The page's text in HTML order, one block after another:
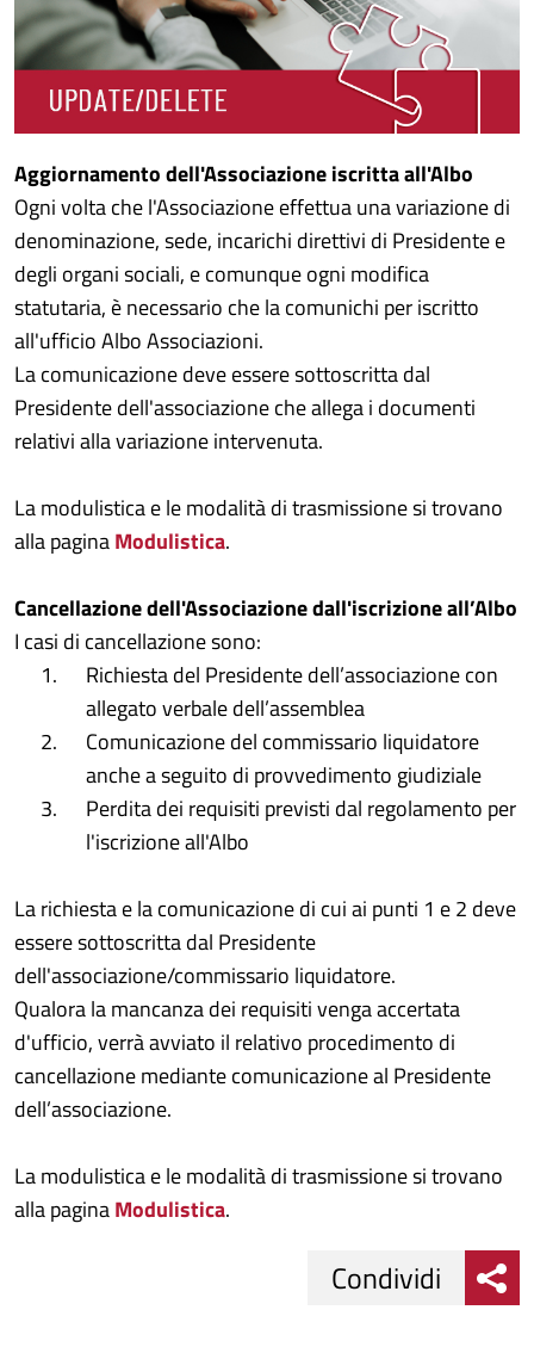
Aggiornamento dell'Associazione iscritta all'Albo
Ogni volta che l'Associazione effettua una variazione di
denominazione, sede, incarichi direttivi di Presidente e
degli organi sociali, e comunque ogni modifica
statutaria, è necessario che la comunichi per iscritto
all'ufficio Albo Associazioni.
La comunicazione deve essere sottoscritta dal
Presidente dell'associazione che allega i documenti
relativi alla variazione intervenuta.
La modulistica e le modalità di trasmissione si trovano
alla paginaModulistica.
Cancellazione dell'Associazione dall'iscrizione all’Albo
I casi di cancellazione sono:
Richiesta del Presidente dell’associazione con
allegato verbale dell’assemblea
Comunicazione del commissario liquidatore
anche a seguito di provvedimento giudiziale
Perdita dei requisiti previsti dal regolamento per
l'iscrizione all'Albo
La richiesta e la comunicazione di cui ai punti 1 e 2 deve
essere sottoscritta dal Presidente
dell'associazione/commissario liquidatore.
Qualora la mancanza dei requisiti venga accertata
d'ufficio, verrà avviato il relativo procedimento di
cancellazione mediante comunicazione al Presidente
dell’associazione.
La modulistica e le modalità di trasmissione si trovano
alla paginaModulistica.
Condividi